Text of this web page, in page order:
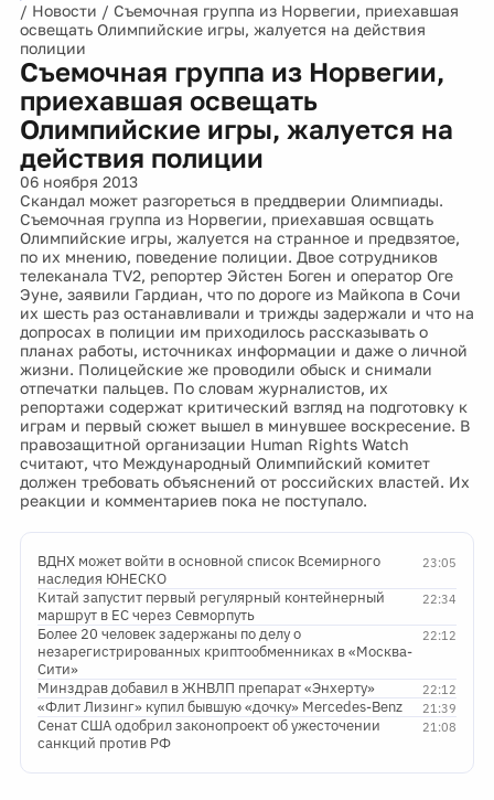
/ Новости / Съемочная группа из Норвегии, приехавшая
освещать Олимпийские игры, жалуется на действия
полиции
Съемочная группа из Норвегии,
приехавшая освещать
Олимпийские игры, жалуется на
действия полиции
06 ноября 2013
Скандал может разгореться в преддверии Олимпиады.
Съемочная группа из Норвегии, приехавшая освщать
Олимпийские игры, жалуется на странное и предвзятое,
по их мнению, поведение полиции. Двое сотрудников
телеканала TV2, репортер Эйстен Боген и оператор Оге
Эуне, заявили Гардиан, что по дороге из Майкопа в Сочи
их шесть раз останавливали и трижды задержали и что на
допросах в полиции им приходилось рассказывать о
планах работы, источниках информации и даже о личной
жизни. Полицейские же проводили обыск и снимали
отпечатки пальцев. По словам журналистов, их
репортажи содержат критический взгляд на подготовку к
играм и первый сюжет вышел в минувшее воскресение. В
правозащитной организации Human Rights Watch
считают, что Международный Олимпийский комитет
должен требовать объяснений от российских властей. Их
реакции и комментариев пока не поступало.
23:05
ВДНХ может войти в основной список Всемирного
наследия ЮНЕСКО
22:34
Китай запустит первый регулярный контейнерный
маршрут в ЕС через Севморпуть
22:12
Более 20 человек задержаны по делу о
незарегистрированных криптообменниках в «Москва-
Сити»
22:12
Минздрав добавил в ЖНВЛП препарат «Энхерту»
21:39
«Флит Лизинг» купил бывшую «дочку» Mercedes-Benz
21:08
Сенат США одобрил законопроект об ужесточении
санкций против РФ